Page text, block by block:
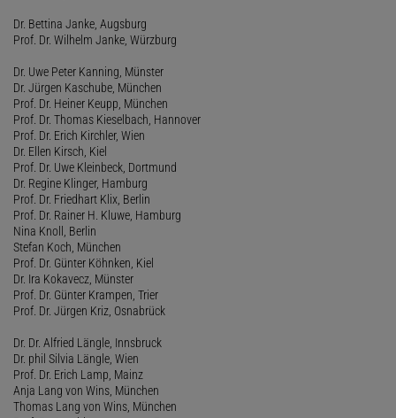
Dr. Bettina Janke, Augsburg
Prof. Dr. Wilhelm Janke, Würzburg
Dr. Uwe Peter Kanning, Münster
Dr. Jürgen Kaschube, München
Prof. Dr. Heiner Keupp, München
Prof. Dr. Thomas Kieselbach, Hannover
Prof. Dr. Erich Kirchler, Wien
Dr. Ellen Kirsch, Kiel
Prof. Dr. Uwe Kleinbeck, Dortmund
Dr. Regine Klinger, Hamburg
Prof. Dr. Friedhart Klix, Berlin
Prof. Dr. Rainer H. Kluwe, Hamburg
Nina Knoll, Berlin
Stefan Koch, München
Prof. Dr. Günter Köhnken, Kiel
Dr. Ira Kokavecz, Münster
Prof. Dr. Günter Krampen, Trier
Prof. Dr. Jürgen Kriz, Osnabrück
Dr. Dr. Alfried Längle, Innsbruck
Dr. phil Silvia Längle, Wien
Prof. Dr. Erich Lamp, Mainz
Anja Lang von Wins, München
Thomas Lang von Wins, München